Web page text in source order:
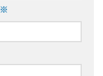
※